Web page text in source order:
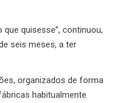
quisesse”, continuou,
seis meses, a ter
organizados de forma
habitualmente